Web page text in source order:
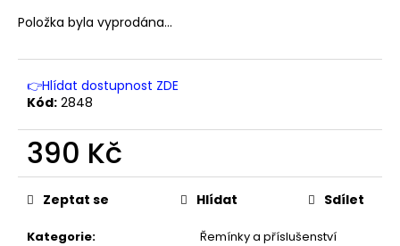
Položka byla vyprodána…
👉Hlídat dostupnost ZDE
Kód: 2848
390 Kč
Měrná
cena:
Kategorie:
Řemínky a příslušenství
Zeptat se Hlídat Sdílet
u
u
e
m